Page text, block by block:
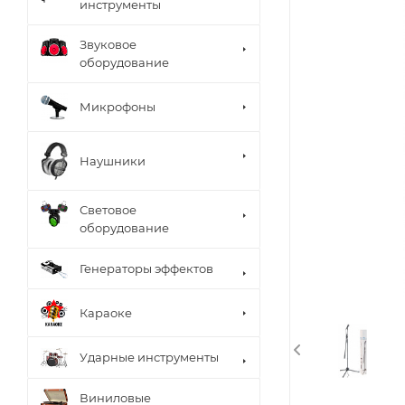
инструменты
Звуковое
оборудование
Микрофоны
Наушники
Световое
оборудование
Генераторы эффектов
Караоке
Ударные инструменты
Виниловые